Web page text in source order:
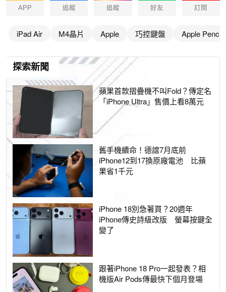
APP 追蹤 追蹤 好友 訂閱
iPad Air M4晶片 Apple 巧控鍵盤 Apple Pencil
探索新聞
蘋果首款摺疊機不叫Fold？傳定名
「iPhone Ultra」售價上看8萬元
舊手機續命！德誼7月底前
iPhone12到17換原廠電池 比蘋
果省1千元
iPhone 18別急著買？20週年
iPhone傳史詩級改版 螢幕按鍵全
變了
跟著iPhone 18 Pro一起發表？相
機版Air Pods傳最快下個月登場